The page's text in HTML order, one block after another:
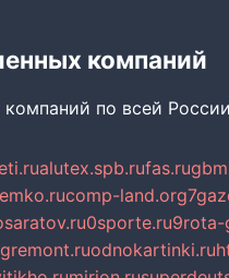
компаний
компаний по всей России
alutex.spb.rufas.ru
comp-land.org
0sporte.ru9rota-
odnokartinki.ru